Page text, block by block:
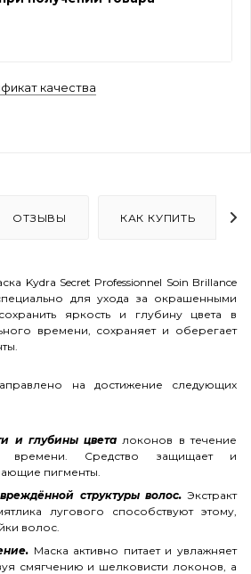
качества
ОТЗЫВЫ КАК КУПИТЬ
Kydra Secret Professionnel Soin Brillance
для ухода за окрашенными
яркость и глубину цвета в
времени, сохраняет и оберегает
на достижение следующих
и глубины цвета локонов в течение
времени. Средство защищает и
пигменты.
структуры волос. Экстракт
лугового способствуют этому,
волос.
Маска активно питает и увлажняет
смягчению и шелковисти локонов, а